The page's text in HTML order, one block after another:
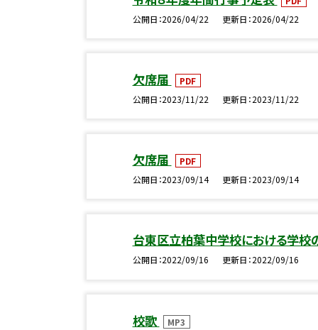
公開日 2026/04/22 更新日 2026/04/22
欠席届
PDF
公開日 2023/11/22 更新日 2023/11/22
欠席届
PDF
公開日 2023/09/14 更新日 2023/09/14
台東区立柏葉中学校における学校
公開日 2022/09/16 更新日 2022/09/16
校歌
MP3